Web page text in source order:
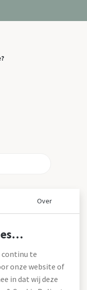
Over
continu te
onze website of
in dat wij deze